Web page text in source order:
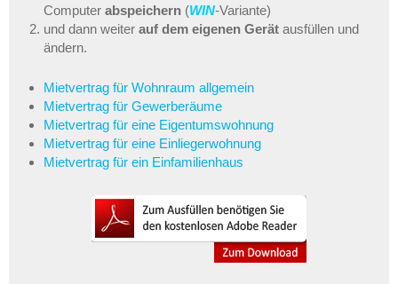
Computer abspeichern (WIN-Variante)
und dann weiter auf dem eigenen Gerät ausfüllen und
ändern.
Mietvertrag für Wohnraum allgemein
Mietvertrag für Gewerberäume
Mietvertrag für eine Eigentumswohnung
Mietvertrag für eine Einliegerwohnung
Mietvertrag für ein Einfamilienhaus